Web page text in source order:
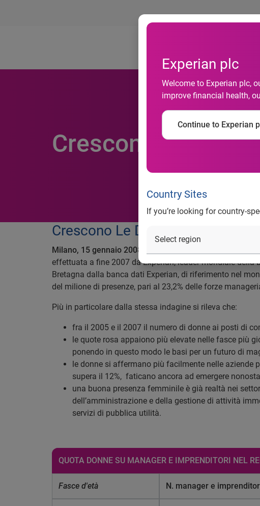
Experian plc
Welcome to Experian plc,
improve financial health,
Continue to Experian
Country Sites
If you’re looking for country-
Crescono le
Crescono Le Donne Manager In
Milano, 15 gennaio 2008
– Lieve ma costante aumento
effettuata a fine 2007 da Experian, leader mondiale
Bretagna dalla banca dati Experian, di riferimento nel
del milione di presenze, pari al 23,2% delle forze
Più in particolare dalla stessa indagine si rileva che:
fra il 2005 e il 2007 il numero di donne ai posti di
le quote rosa appaiono più elevate nelle fasce più
ponendo in questo modo le basi per un futuro di
le donne si affermano più facilmente nelle aziende
supera il 12%, faticano ancora ad emergere
una buona presenza femminile è già realtà nei
dell’amministrazione e della gestione di attività
servizi di pubblica utilità.
QUOTA DONNE SU MANAGER E IMPRENDITORI NEL
Fasce d'età N. manager e